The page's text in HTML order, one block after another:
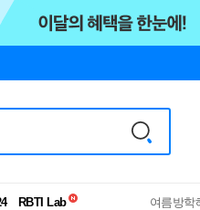
독서유형검사
여름방학